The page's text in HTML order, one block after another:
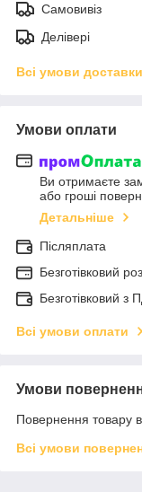
Самовивіз
Делівері
Всі умови доставки
Умови оплати
Ви отримаєте
або гроші
Детальніше
Післяплата
Безготівковий
Безготівковий з
Всі умови оплати
Умови
Повернення товару
Всі умови